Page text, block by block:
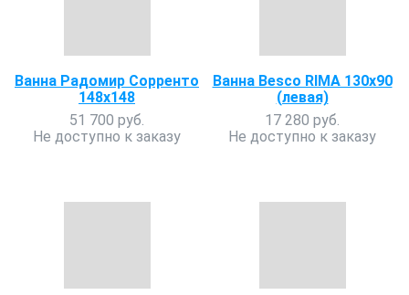
Ванна Радомир Сорренто
148х148
51 700 руб.
Не доступно к заказу
Ванна Besco RIMA 130х90
(левая)
17 280 руб.
Не доступно к заказу